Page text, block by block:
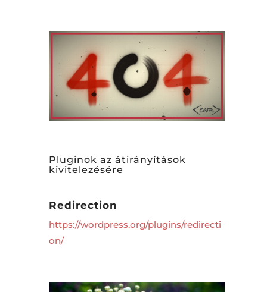
Pluginok az átirányítások
kivitelezésére
Redirection
https://wordpress.org/plugins/redirecti
on/